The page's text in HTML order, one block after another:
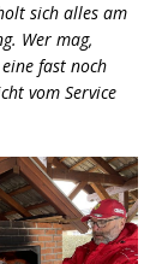
sich alles am
Wer mag,
fast noch
vom Service